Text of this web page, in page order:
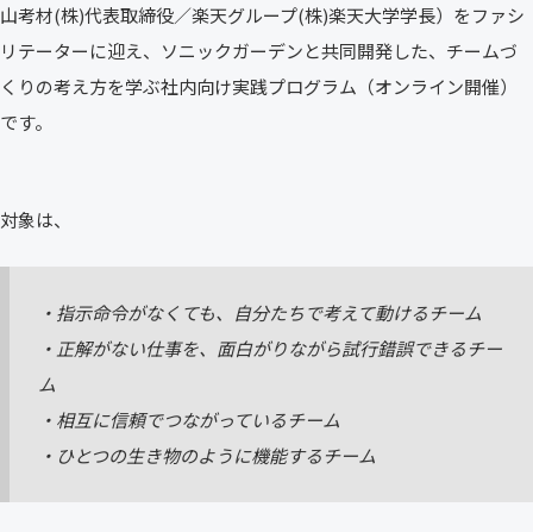
山考材(株)代表取締役／楽天グループ(株)楽天大学学長）をファシ
リテーターに迎え、ソニックガーデンと共同開発した、チームづ
くりの考え方を学ぶ社内向け実践プログラム（オンライン開催）
です。
対象は、
・指示命令がなくても、自分たちで考えて動けるチーム
・正解がない仕事を、面白がりながら試行錯誤できるチー
ム
・相互に信頼でつながっているチーム
・ひとつの生き物のように機能するチーム